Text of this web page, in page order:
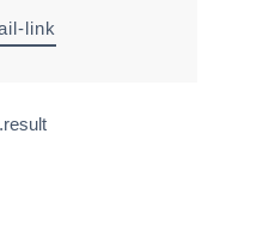
link